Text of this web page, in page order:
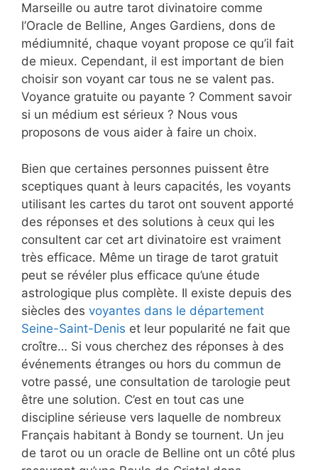
Marseille ou autre tarot divinatoire comme
l’Oracle de Belline, Anges Gardiens, dons de
médiumnité, chaque voyant propose ce qu’il fait
de mieux. Cependant, il est important de bien
choisir son voyant car tous ne se valent pas.
Voyance gratuite ou payante ? Comment savoir
si un médium est sérieux ? Nous vous
proposons de vous aider à faire un choix.
Bien que certaines personnes puissent être
sceptiques quant à leurs capacités, les voyants
utilisant les cartes du tarot ont souvent apporté
des réponses et des solutions à ceux qui les
consultent car cet art divinatoire est vraiment
très efficace. Même un tirage de tarot gratuit
peut se révéler plus efficace qu’une étude
astrologique plus complète. Il existe depuis des
siècles des voyantes dans le département
Seine-Saint-Denis et leur popularité ne fait que
croître… Si vous cherchez des réponses à des
événements étranges ou hors du commun de
votre passé, une consultation de tarologie peut
être une solution. C’est en tout cas une
discipline sérieuse vers laquelle de nombreux
Français habitant à Bondy se tournent. Un jeu
de tarot ou un oracle de Belline ont un côté plus